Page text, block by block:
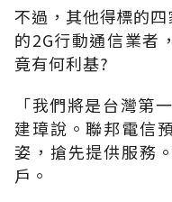
不過，其他得標的
的2G行動通信業者
竟有何利基?
「我們將是台灣第
建璋說。聯邦電信
姿，搶先提供服務
戶。